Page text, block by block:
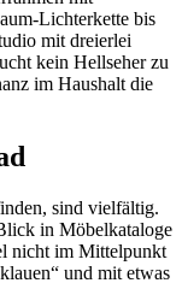
Lichterkette bis
mit dreierlei
kein Hellseher zu
im Haushalt die
sind vielfältig.
in Möbelkataloge
nicht im Mittelpunkt
und mit etwas